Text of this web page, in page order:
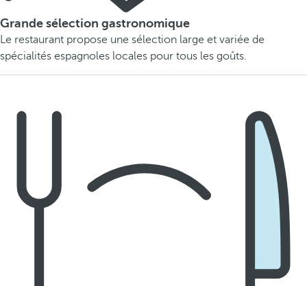
Grande sélection gastronomique
Le restaurant propose une sélection large et variée de
spécialités espagnoles locales pour tous les goûts.